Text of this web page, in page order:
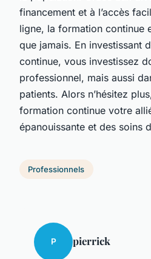
financement et à l’accès
ligne, la formation continue
que jamais. En investissant
continue, vous investissez
professionnel, mais aussi
patients. Alors n’hésitez
formation continue votre
épanouissante et des soins
Professionnels
P pierrick